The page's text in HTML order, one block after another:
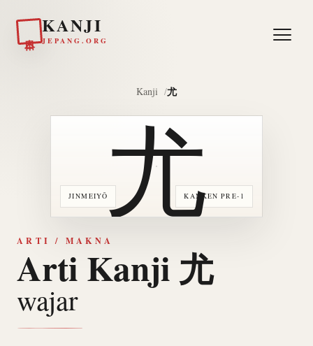
KANJI
JEPANG.ORG
Kanji 尤
JINMEIYŌ KANKEN PRE-1
尤
ARTI / MAKNA
Arti Kanji 尤
wajar